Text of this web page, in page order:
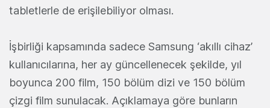
tabletlerle de erişilebiliyor olması.
İşbirliği kapsamında sadece Samsung ‘akıllı cihaz’
kullanıcılarına, her ay güncellenecek şekilde, yıl
boyunca 200 film, 150 bölüm dizi ve 150 bölüm
çizgi film sunulacak. Açıklamaya göre bunların